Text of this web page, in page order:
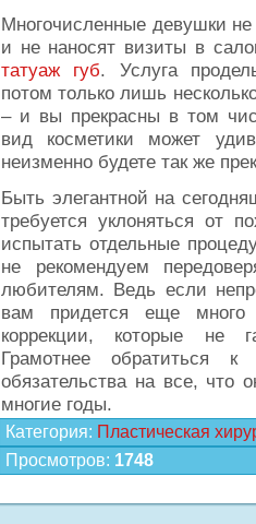
Многочисленные девушки
и не наносят визиты в
татуаж губ. Услуга
потом только лишь
– и вы прекрасны в том
вид косметики может
неизменно будете так же
Быть элегантной на
требуется уклоняться от
испытать отдельные
не рекомендуем
любителям. Ведь если
вам придется еще много
коррекции, которые не
Грамотнее обратиться к
обязательства на все, что
многие годы.
Категория: Пластическая
Просмотров: 1748